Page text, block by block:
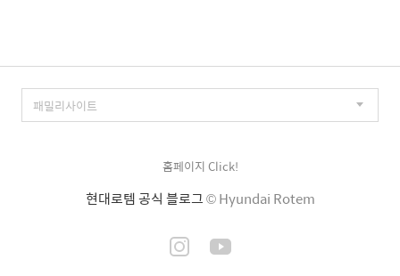
홈페이지 Click!
현대로템 공식 블로그© Hyundai Rotem